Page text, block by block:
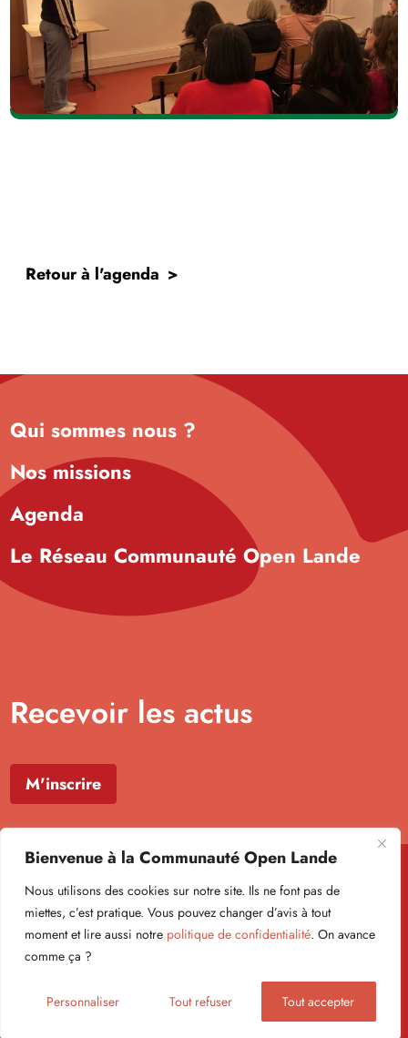
Bienvenue à la Communauté Open Lande
Nous utilisons des cookies sur notre site. Ils ne font pas de
miettes, c’est pratique. Vous pouvez changer d’avis à tout
moment et lire aussi notre politique de confidentialité. On avance
comme ça ?
Personnaliser Tout refuser Tout accepter
Retour à l'agenda
Qui sommes nous ?
Nos missions
Agenda
Le Réseau Communauté Open Lande
Recevoir les actus
M'inscrire
© Open Lande 2026